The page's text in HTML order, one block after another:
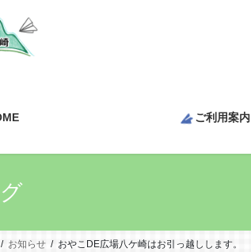
ご利用案内
お知らせ おやこDE広場八ケ崎はお引っ越しします。